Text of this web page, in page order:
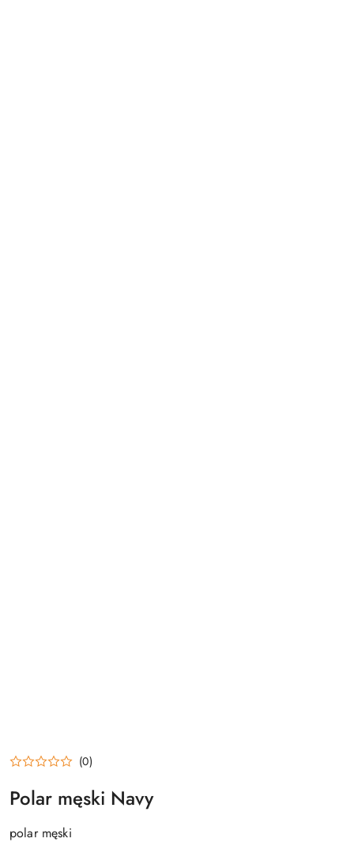
(0)
Polar męski Navy
polar męski